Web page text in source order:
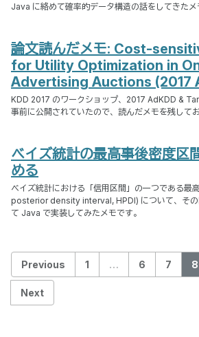
Java に絡めて確率的データ構造の話をしてきたメ
論文読んだメモ: Cost-
for Utility Optimization in
Advertising Auctions (2017
KDD 2017 のワークショップ、2017 AdKDD &
事前に公開されていたので、読んだメモを残してお
ベイズ統計の最高事後密度区
める
ベイズ統計における「信用区間」の一つである最
posterior density interval, HPDI) について、その
て Java で実装してみたメモです。
Previous 1 … 6 7 8
Next